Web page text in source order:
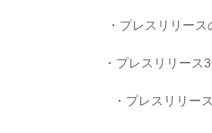
プレスリリース
プレスリリース
プレスリリー